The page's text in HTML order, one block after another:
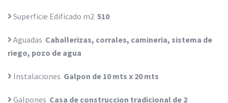
Superficie Edificado m2 510
Aguadas Caballerizas, corrales, camineria, sistema de
riego, pozo de agua
Instalaciones Galpon de 10 mts x 20 mts
Galpones Casa de construccion tradicional de 2